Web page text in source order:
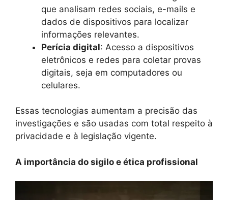
que analisam redes sociais, e-mails e
dados de dispositivos para localizar
informações relevantes.
Perícia digital: Acesso a dispositivos
eletrônicos e redes para coletar provas
digitais, seja em computadores ou
celulares.
Essas tecnologias aumentam a precisão das
investigações e são usadas com total respeito à
privacidade e à legislação vigente.
A importância do sigilo e ética profissional